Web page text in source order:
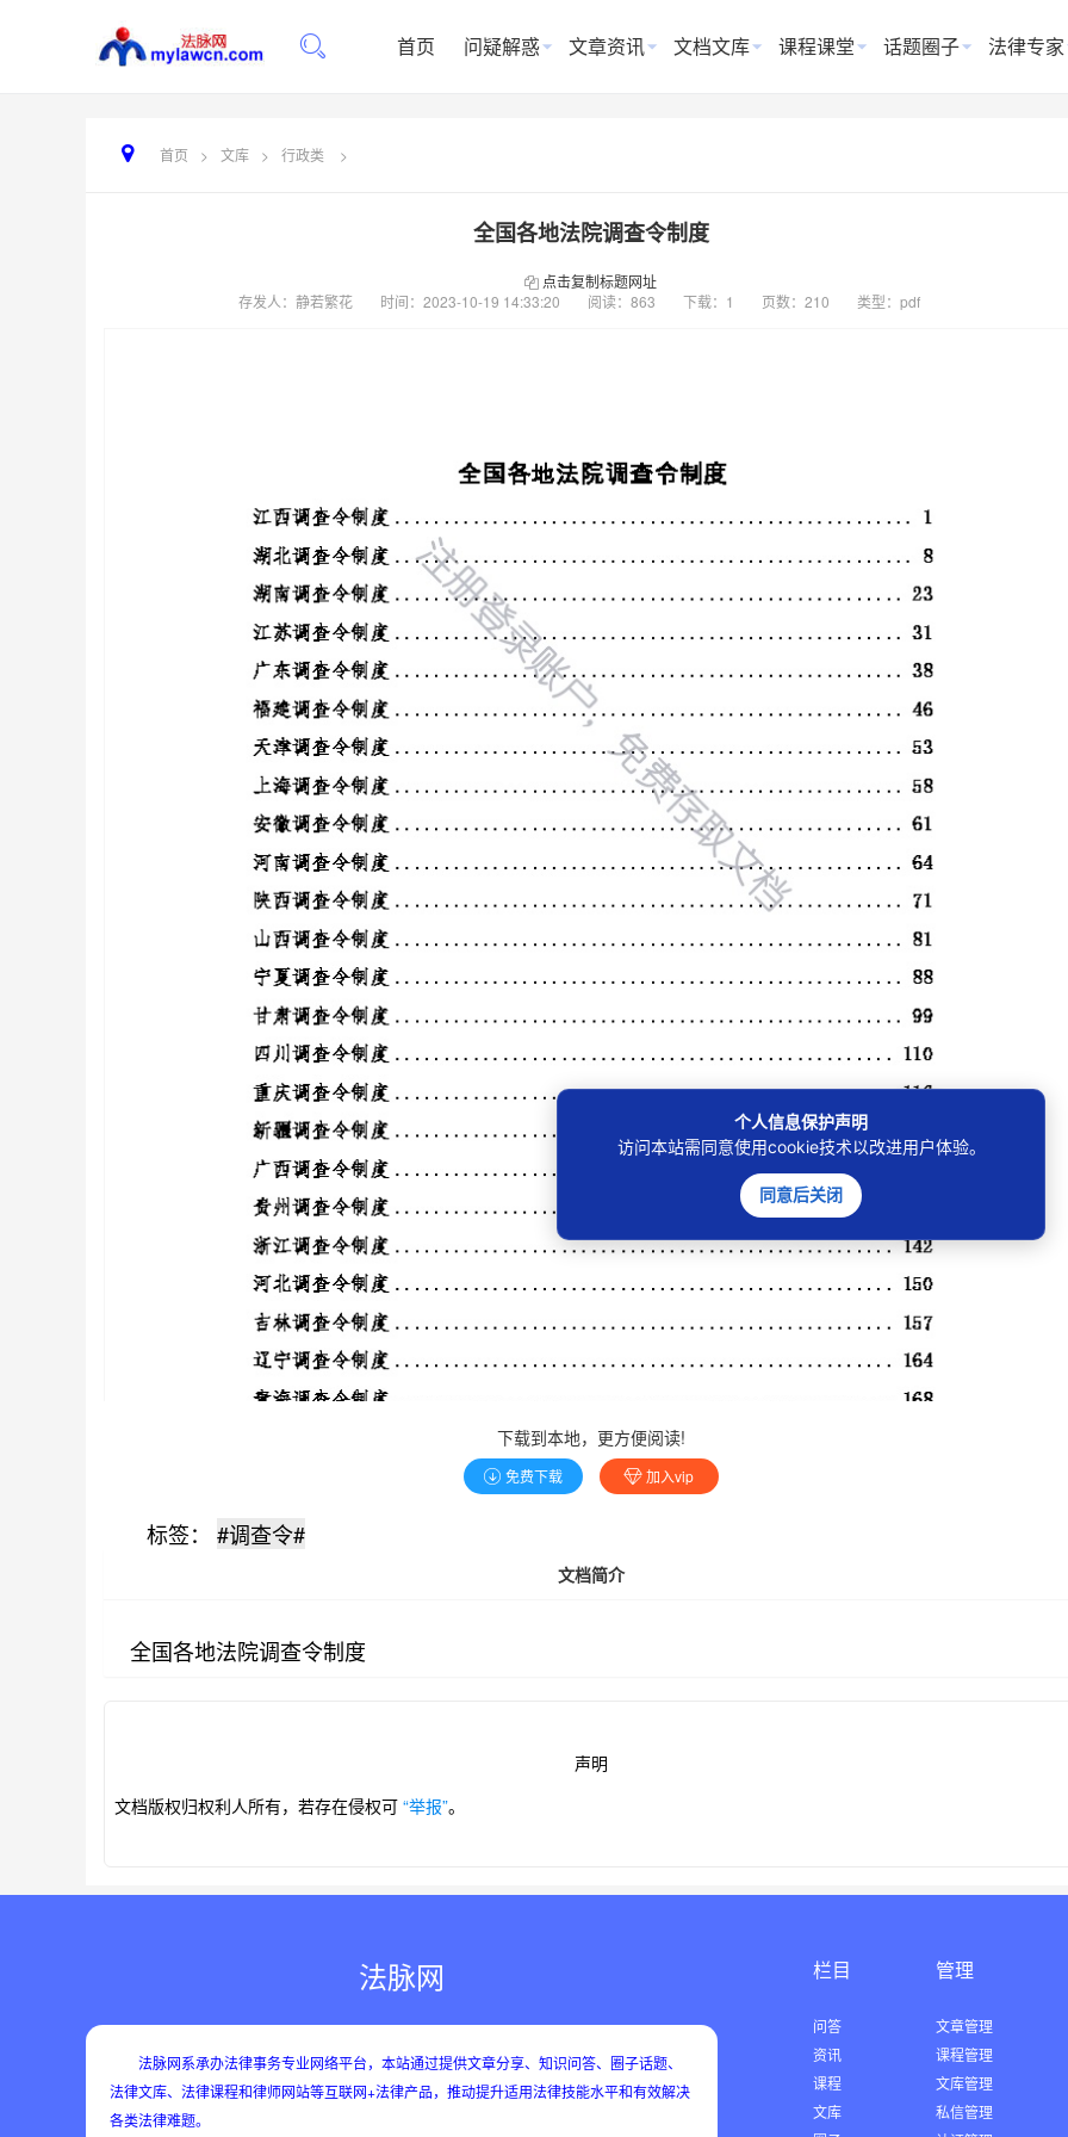
首页 问疑解惑 文章资讯 文档文库 课程课堂 话题圈子 法律专家
首页 > 文库 > 行政类 >
全国各地法院调查令制度
点击复制标题网址
存发人：静若繁花
时间： 2023-10-19 14:33:20 阅读：863 下载：1 页数：210 类型：pdf
下载到本地，更方便阅读!
免费下载 加入vip
标签： #调查令#
文档简介
全国各地法院调查令制度
声明
文档版权归权利人所有，若存在侵权可 “举报”。
法脉网
法脉网系承办法律事务专业网络平台，本站通过提供文章分享、知识问答、圈子话题、
法律文库、法律课程和律师网站等互联网+法律产品，推动提升适用法律技能水平和有效解决
各类法律难题。
栏目
问答
资讯
课程
文库
管理
文章管理
课程管理
文库管理
私信管理
个人信息保护声明
访问本站需同意使用cookie技术以改进用户体验。
同意后关闭